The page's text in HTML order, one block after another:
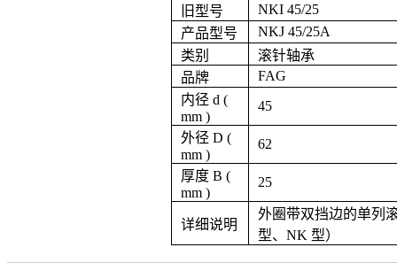
旧型号
NKI 45/25
产品型号
NKJ 45/25A
类别
滚针轴承
品牌
FAG
内径 d (
mm )
45
外径 D (
mm )
62
厚度 B (
mm )
25
详细说明
外圈带双挡边的单列
型、NK 型）